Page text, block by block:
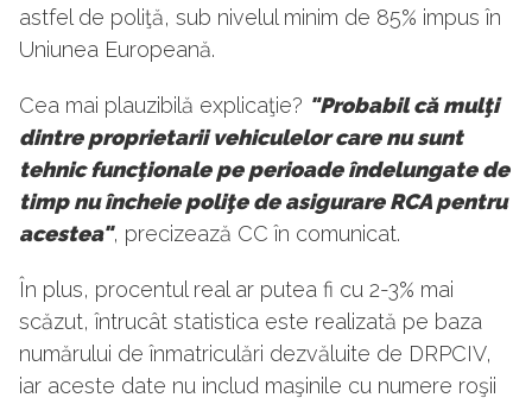
astfel de poliţă, sub nivelul minim de 85% impus în
Uniunea Europeană.
Cea mai plauzibilă explicaţie? "Probabil că mulţi
dintre proprietarii vehiculelor care nu sunt
tehnic funcţionale pe perioade îndelungate de
timp nu încheie poliţe de asigurare RCA pentru
acestea", precizează CC în comunicat.
În plus, procentul real ar putea fi cu 2-3% mai
scăzut, întrucât statistica este realizată pe baza
numărului de înmatriculări dezvăluite de DRPCIV,
iar aceste date nu includ maşinile cu numere roşii